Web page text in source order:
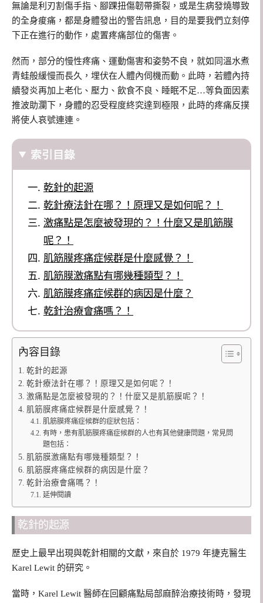
無論是利刃割傷手指、腳踝扭傷韌帶撕裂，或是生病發燒導致
的全身痠痛，都是身體發出的警告訊息，目的是要我們立刻停
下正在進行的動作，處置疼痛部位的傷害。
然而，部分的慢性疼痛、運動傷害和姿勢不良，就如同溫水煮
青蛙般緩慢而長久，埋伏在人體內伺機而動。此時，若體內持
續發炎再加上老化、壓力、飲食不良、睡眠不足…等負面因素
推波助瀾下，身體的忍受程度終究達到極限，此時的疼痛反撲
將使人哀號連連。
索引目錄
乾針的起源
乾針療法針在哪？！原理又是如何呢？！
激痛點是怎麼被發現的？！什麼又是肌筋膜
呢？！
肌筋膜疼痛症候群是什麼感覺？！
肌筋膜激痛點有哪幾種類型？！
肌筋膜疼痛症候群的病因是什麼？
乾針治療會痛嗎？！
內容目錄
乾針的起源
乾針療法針在哪？！原理又是如何呢？！
激痛點是怎麼被發現的？！什麼又是肌筋膜呢？！
肌筋膜疼痛症候群是什麼感覺？！
肌筋膜疼痛症候群的症狀包括：
有時，患有肌筋膜疼痛症候群的人也有其他健康問題，常見問
題包括：
肌筋膜激痛點有哪幾種類型？！
肌筋膜疼痛症候群的病因是什麼？
乾針治療會痛嗎？！
延伸閱讀
乾針的起源
歷史上最早出現與乾針相關的文獻，來自於 1979 年捷克醫生
Karel Lewit 的研究。
當時，Karel Lewit 醫師在回顧痛點局部麻醉治療技術時，發現